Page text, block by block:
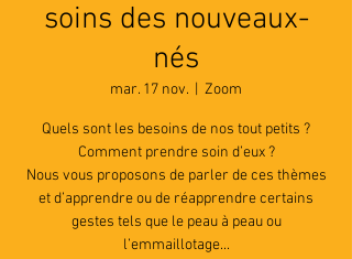
soins des nouveaux-
nés
mar. 17 nov. Zoom
Quels sont les besoins de nos tout petits ?
Comment prendre soin d’eux ?
Nous vous proposons de parler de ces thèmes
et d’apprendre ou de réapprendre certains
gestes tels que le peau à peau ou
l’emmaillotage...